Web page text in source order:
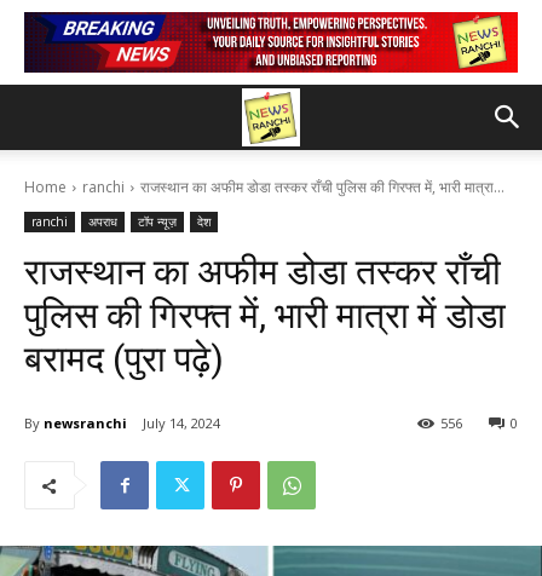
Home ranchi राजस्थान का अफीम डोडा तस्कर राँची पुलिस की गिरफ्त में, भारी मात्रा...
ranchi अपराध टॉप न्यूज़ देश
राजस्थान का अफीम डोडा तस्कर राँची
पुलिस की गिरफ्त में, भारी मात्रा में डोडा
बरामद (पुरा पढ़े)
By newsranchi July 14, 2024 0
556